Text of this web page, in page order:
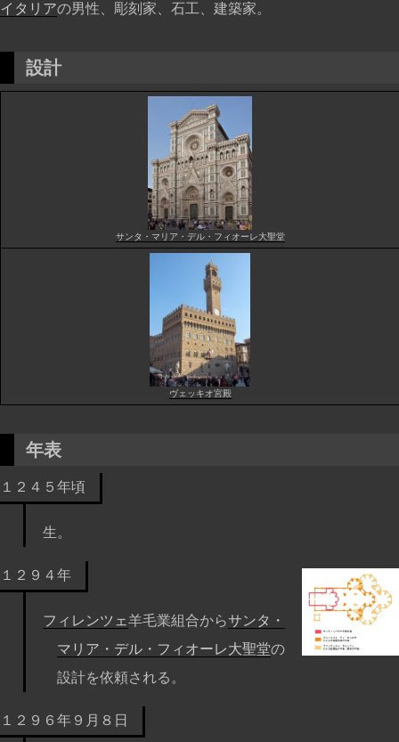
イタリアの男性、彫刻家、石工、建築家。
設計
サンタ・マリア・デル・フィオーレ大聖堂
ヴェッキオ宮殿
年表
１２４５年頃
生。
１２９４年
フィレンツェ羊毛業組合からサンタ・
マリア・デル・フィオーレ大聖堂の
設計を依頼される。
１２９６年９月８日